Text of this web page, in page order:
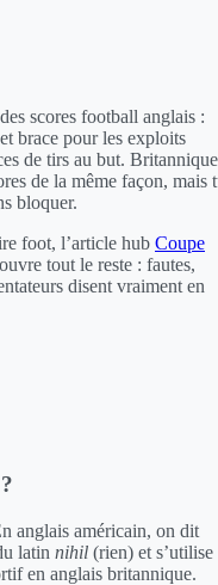
scores football anglais :
brace pour les exploits
de tirs au but.
de la même façon, mais
bloquer.
foot, l’article hub Coupe
tout le reste : fautes,
disent vraiment en
anglais américain, on dit
latin nihil (rien) et s’utilise
en anglais britannique.